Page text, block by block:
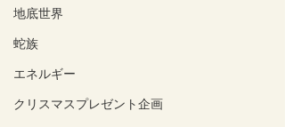
地底世界
蛇族
エネルギー
クリスマスプレゼント企画